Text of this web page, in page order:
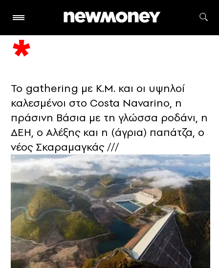
Το gathering με Κ.Μ. και οι υψηλοί
καλεσμένοι στο Costa Navarino, η
πράσινη Βάσια με τη γλώσσα ροδάνι, η
ΔΕΗ, ο Αλέξης και η (άγρια) παπάτζα, ο
νέος Σκαραμαγκάς ///